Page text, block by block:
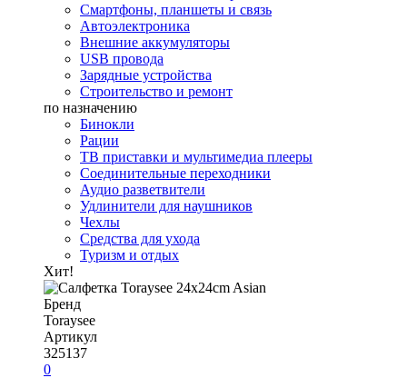
Смартфоны, планшеты и связь
Автоэлектроника
Внешние аккумуляторы
USB провода
Зарядные устройства
Строительство и ремонт
по назначению
Бинокли
Рации
ТВ приставки и мультимедиа плееры
Соединительные переходники
Аудио разветвители
Удлинители для наушников
Чехлы
Средства для ухода
Туризм и отдых
Хит!
Бренд
Toraysee
Артикул
325137
0